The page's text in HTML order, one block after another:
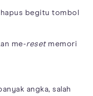
begitu tombol
me-resetmemori
angka, salah